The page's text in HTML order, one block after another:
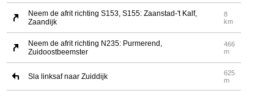
Neem de afrit richting S153, S155: Zaanstad-'t Kalf,
Zaandijk
8
km
Neem de afrit richting N235: Purmerend,
Zuidoostbeemster
466
m
Sla linksaf naar Zuiddijk
625
m